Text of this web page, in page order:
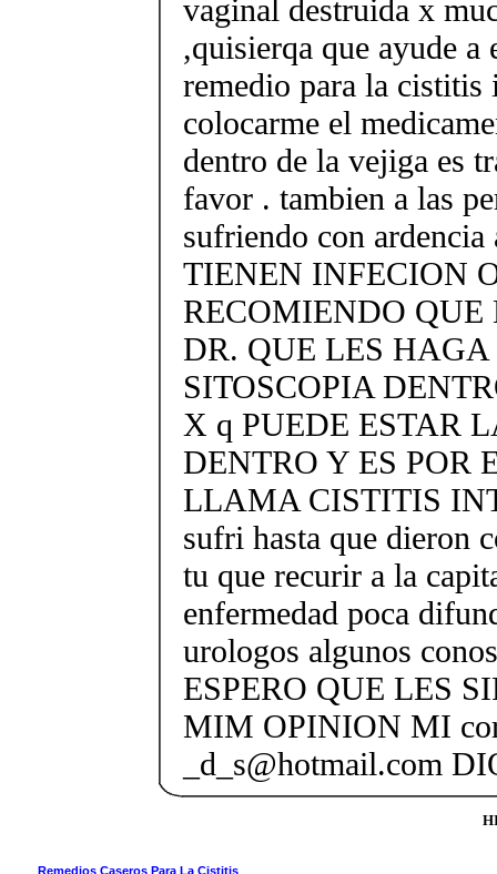
vaginal destruida x
,quisierqa que ayude a
remedio para la
colocarme el
dentro de la vejiga es
favor . tambien a las
sufriendo con
TIENEN INFECION
RECOMIENDO QUE
DR. QUE LES
SITOSCOPIA
X q PUEDE ESTAR
DENTRO Y ES POR
LLAMA CISTITIS
sufri hasta que dieron
tu que recurir a la
enfermedad poca
urologos algunos
ESPERO QUE LES
MIM OPINION MI
_d_s@hotmail.com
Remedios Caseros Para La Cistitis